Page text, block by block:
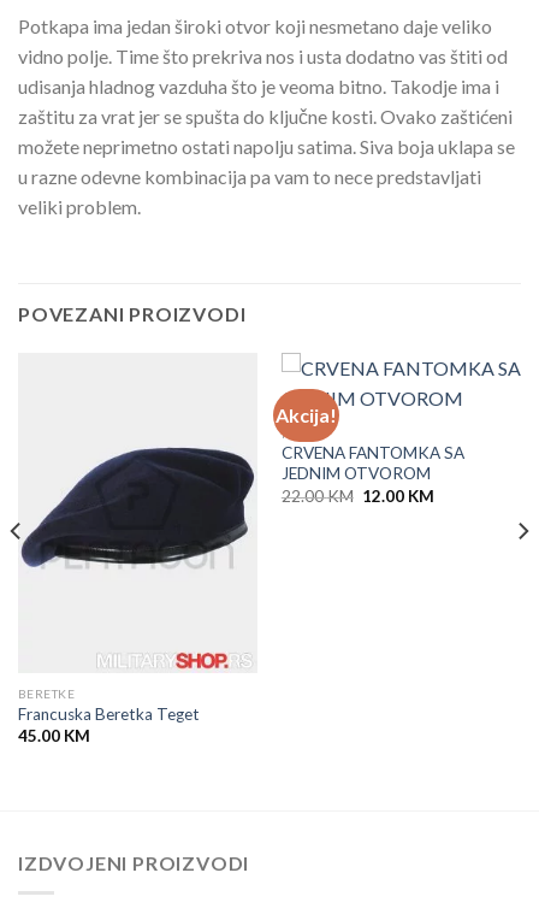
Potkapa ima jedan široki otvor koji nesmetano daje veliko
vidno polje. Time što prekriva nos i usta dodatno vas štiti od
udisanja hladnog vazduha što je veoma bitno. Takodje ima i
zaštitu za vrat jer se spušta do ključne kosti. Ovako zaštićeni
možete neprimetno ostati napolju satima. Siva boja uklapa se
u razne odevne kombinacija pa vam to nece predstavljati
veliki problem.
POVEZANI PROIZVODI
BERETKE
Francuska Beretka Teget
45.00 KM
Akcija!
KAPE
CRVENA FANTOMKA SA
JEDNIM OTVOROM
22.00KM Original
12.00 KMCurrent
IZDVOJENI PROIZVODI